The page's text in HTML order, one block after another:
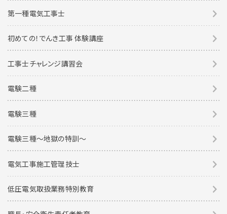
第一種電気工事士
初めての！でんき工事 体験講座
工事士チャレンジ講習会
電験二種
電験三種
電験三種〜地獄の特訓〜
電気工事施工管理技士
低圧電気取扱業務特別教育